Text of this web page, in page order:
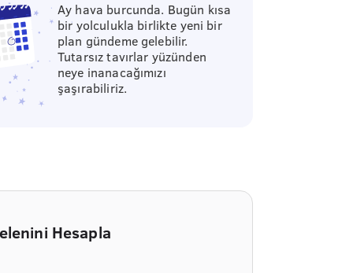
Ay hava burcunda. Bugün kısa
bir yolculukla birlikte yeni bir
plan gündeme gelebilir.
Tutarsız tavırlar yüzünden
neye inanacağımızı
şaşırabiliriz.
Hesapla